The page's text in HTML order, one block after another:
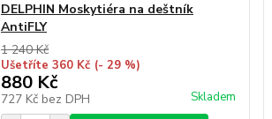
DELPHIN Moskytiéra na deštník
AntiFLY
1 240 Kč
Ušetříte 360 Kč (- 29 %)
880 Kč
727 Kč bez DPH Skladem